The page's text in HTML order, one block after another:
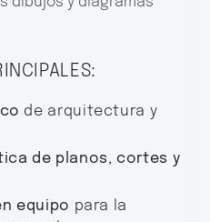
de arquitectura y
de planos, cortes y
equipo para la